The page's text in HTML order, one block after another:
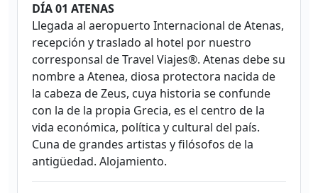
DÍA 01 ATENAS
Llegada al aeropuerto Internacional de Atenas,
recepción y traslado al hotel por nuestro
corresponsal de Travel Viajes®. Atenas debe su
nombre a Atenea, diosa protectora nacida de
la cabeza de Zeus, cuya historia se confunde
con la de la propia Grecia, es el centro de la
vida económica, política y cultural del país.
Cuna de grandes artistas y filósofos de la
antigüedad. Alojamiento.